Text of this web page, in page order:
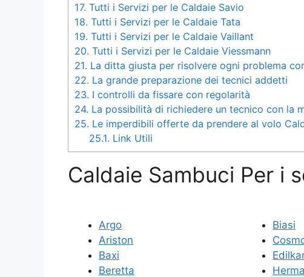
17. Tutti i Servizi per le Caldaie Savio
18. Tutti i Servizi per le Caldaie Tata
19. Tutti i Servizi per le Caldaie Vaillant
20. Tutti i Servizi per le Caldaie Viessmann
21. La ditta giusta per risolvere ogni problema
22. La grande preparazione dei tecnici addetti
23. I controlli da fissare con regolarità
24. La possibilità di richiedere un tecnico con la
25. Le imperdibili offerte da prendere al volo
25.1. Link Utili
Caldaie Sambuci Per i
Argo
Ariston
Baxi
Beretta
Biasi